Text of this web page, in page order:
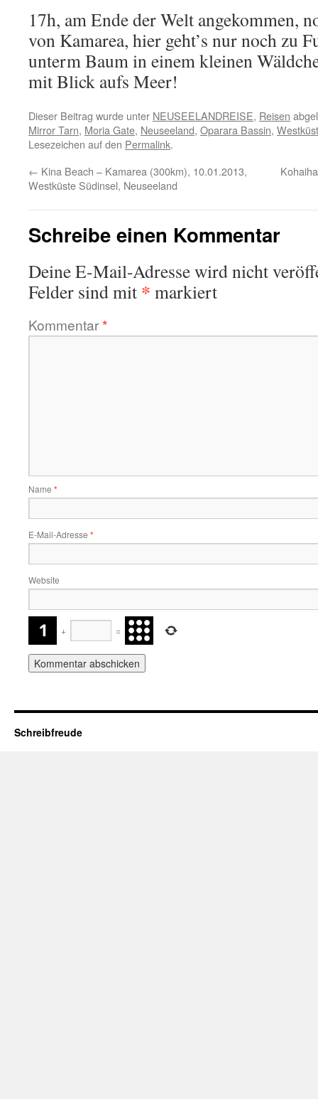
17h, am Ende der Welt angekommen,
von Kamarea, hier geht’s nur noch zu
unterm Baum in einem kleinen
mit Blick aufs Meer!
Dieser Beitrag wurde unter NEUSEELANDREISE, Reisen
Mirror Tarn, Moria Gate, Neuseeland, Oparara Bassin,
Lesezeichen auf den Permalink.
← Kina Beach – Kamarea (300km), 10.01.2013,
Westküste Südinsel, Neuseeland
Schreibe einen Kommentar
Deine E-Mail-Adresse wird nicht
Felder sind mit * markiert
Kommentar*
Name *
E-Mail-Adresse *
Website
+ =
Schreibfreude